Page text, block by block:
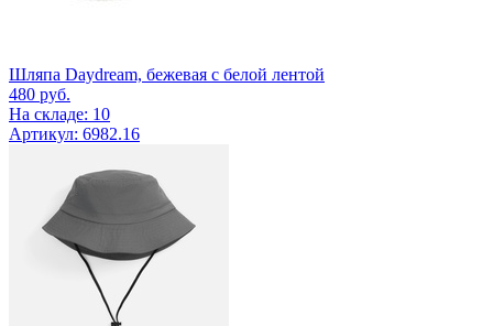
Шляпа Daydream, бежевая с белой лентой
480 руб.
На складе: 10
Артикул: 6982.16